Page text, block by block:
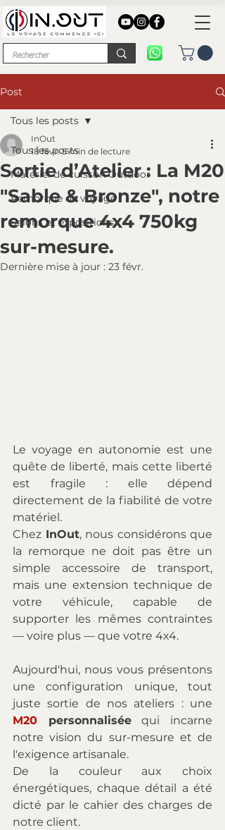
Post
Tous les posts
Matériel de cuisson Outdoor
Remorque de voyage
Salons et expositions
Tous les posts
Sortie d’Atelier : La M20
"Sable & Bronze", notre
remorque 4x4 750kg
sur-mesure.
InOut
18 févr. 5 min de lecture
Dernière mise à jour : 23 févr.
Le voyage en autonomie est une
quête de liberté, mais cette liberté
est fragile : elle dépend
directement de la fiabilité de votre
matériel.
Chez InOut, nous considérons que
la remorque ne doit pas être un
simple accessoire de transport,
mais une extension technique de
votre véhicule, capable de
supporter les mêmes contraintes
— voire plus — que votre 4x4.
Aujourd'hui, nous vous présentons
une configuration unique, tout
M20 personnalisée qui incarne
notre vision du sur-mesure et de
l'exigence artisanale.
De la couleur aux choix
énergétiques, chaque détail a été
dicté par le cahier des charges de
notre client.